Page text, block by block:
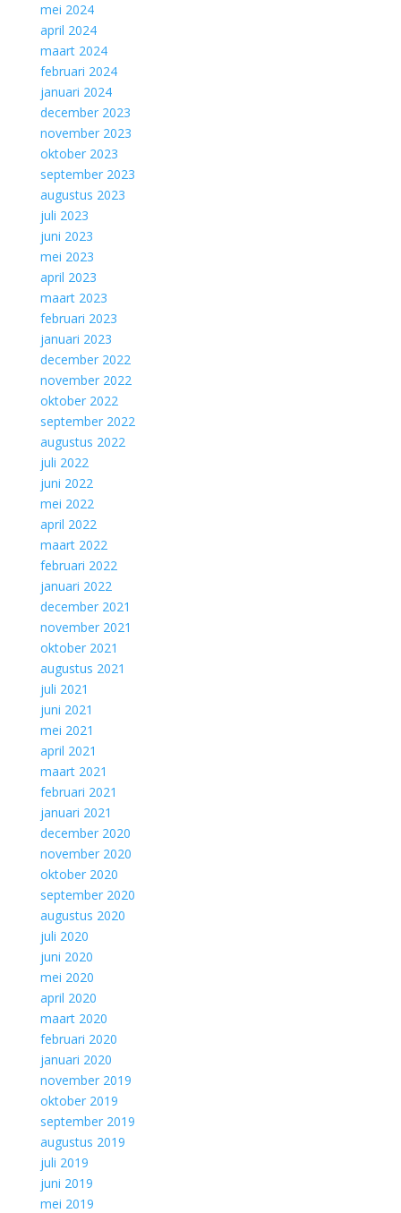
mei 2024
april 2024
maart 2024
februari 2024
januari 2024
december 2023
november 2023
oktober 2023
september 2023
augustus 2023
juli 2023
juni 2023
mei 2023
april 2023
maart 2023
februari 2023
januari 2023
december 2022
november 2022
oktober 2022
september 2022
augustus 2022
juli 2022
juni 2022
mei 2022
april 2022
maart 2022
februari 2022
januari 2022
december 2021
november 2021
oktober 2021
augustus 2021
juli 2021
juni 2021
mei 2021
april 2021
maart 2021
februari 2021
januari 2021
december 2020
november 2020
oktober 2020
september 2020
augustus 2020
juli 2020
juni 2020
mei 2020
april 2020
maart 2020
februari 2020
januari 2020
november 2019
oktober 2019
september 2019
augustus 2019
juli 2019
juni 2019
mei 2019